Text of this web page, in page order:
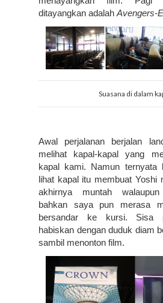
ditayangkan adalah Avengers-
Suasana di dalam
Awal perjalanan berjalan
melihat kapal-kapal yang
kapal kami. Namun ternyata
lihat kapal itu membuat Yoshi
akhirnya muntah
bahkan saya pun merasa
bersandar ke kursi. Sisa
habiskan dengan duduk diam
sambil menonton film.